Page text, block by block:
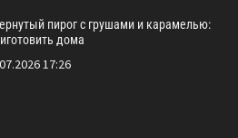
пирог с грушами и карамелью:
дома
17:26